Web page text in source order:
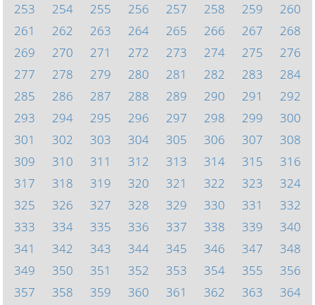
253
254 255 256 257 258 259
260
261
262 263 264 265 266 267
268
269
270 271 272 273 274 275
276
277
278 279 280 281 282 283
284
285
286 287 288 289 290 291
292
293
294 295 296 297 298 299
300
301
302 303 304 305 306 307
308
309
310 311 312 313 314 315
316
317
318 319 320 321 322 323
324
325
326 327 328 329 330 331
332
333
334 335 336 337 338 339
340
341
342 343 344 345 346 347
348
349
350 351 352 353 354 355
356
357
358 359 360 361 362 363 364